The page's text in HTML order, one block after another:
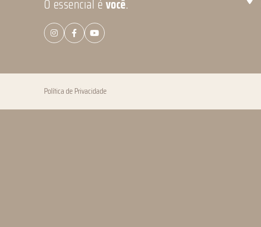
O essencial évocê.
Política de Privacidade